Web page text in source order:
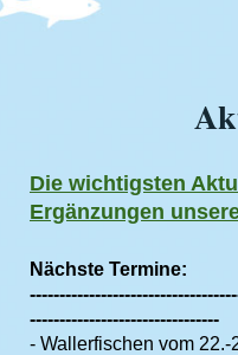
Die wichtigsten
Ergänzungen
Nächste Termine:
--------------------------------
- Wallerfischen vom